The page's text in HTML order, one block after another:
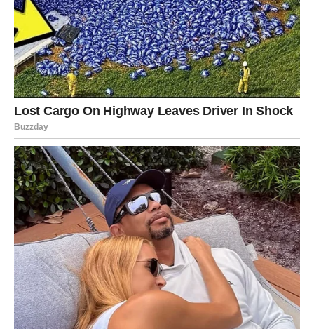
prilično jednostavna: jednostavno ulijte smjesu u vruću vodu,
ostavite da stoji nekoliko minuta, a zatim procijedite. Možete
uživati ​​u ovom napitku dok je još topao ili ga možete pustiti da
se ohladi kako biste uživali u osvježavajućoj ohlađenoj verziji.
Ova hranjiva alternativa kavi nudi osjećaj ugode i dobrobiti,
a vi ćete bez sumnje cijeniti iskustvo ako je odlučite probati.
Melta je okusno piće, bogato aromatičnim notama, a
posebno se ističe brojnim zdravstvenim dobrobitima.
Evocira cijenjenu tradiciju i lijepe uspomene iz djetinjstva, a
istovremeno promiče vaše zdravlje na prirodan način.
Zašto ne biste prihvatili nešto novo dok poštujete prastare
običaje koji čuvaju naše zdravlje i dobrobit?